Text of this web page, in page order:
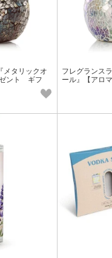
メタリックオ
ント ギフ
フレグランス
ール』【ア